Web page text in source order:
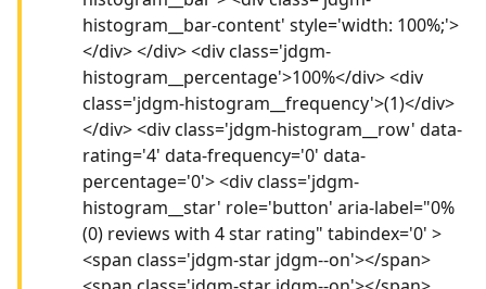
histogram__bar-content' style='width: 100%;'>
</div> </div> <div class='jdgm-
histogram__percentage'>100%</div> <div
class='jdgm-histogram__frequency'>(1)</div>
</div> <div class='jdgm-histogram__row' data-
rating='4' data-frequency='0' data-
percentage='0'> <div class='jdgm-
histogram__star' role='button' aria-label="0%
(0) reviews with 4 star rating" tabindex='0' >
<span class='jdgm-star jdgm--on'></span>